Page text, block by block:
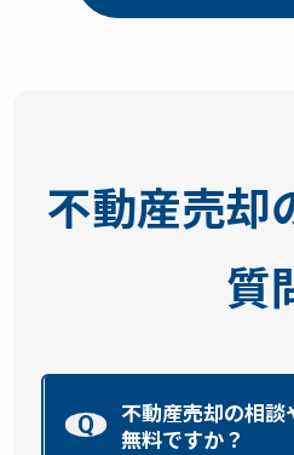
不動産売却
質
Q
不動産売却の相談
無料ですか？